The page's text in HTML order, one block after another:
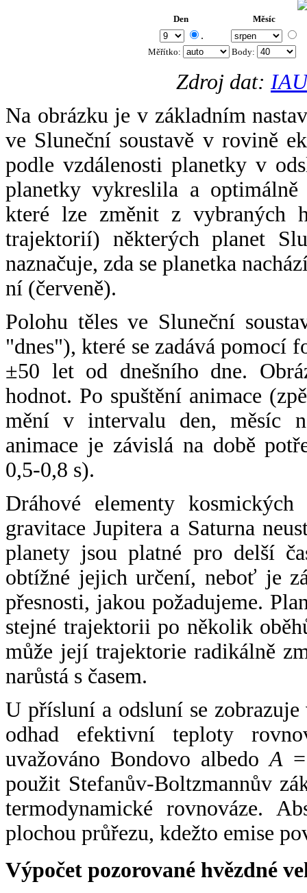
Den Měsíc
.
Měřítko: Body:
Zdroj dat:
Na obrázku je v základním
ve Sluneční soustavě v rovině
podle vzdálenosti planetky v
planetky vykreslila a
které lze změnit z vybraných
trajektorií) některých planet
naznačuje, zda se planetka
ní (červeně).
Polohu těles ve Sluneční
"dnes"), které se zadává pomocí
±50 let od dnešního dne.
hodnot. Po spuštění animace
mění v intervalu den, měsíc
animace je závislá na době
0,5-0,8 s).
Dráhové elementy
gravitace Jupitera a Saturna
planety jsou platné pro delší
obtížné jejich určení, neboť je
přesnosti, jakou požadujeme.
stejné trajektorii po několik
může její trajektorie radikálně
narůstá s časem.
U přísluní a odsluní se
odhad efektivní teploty
uvažováno Bondovo albedoA
použit Stefanův-Boltzmannův
termodynamické rovnováze.
plochou průřezu, kdežto emise
Výpočet pozorované hvězdné